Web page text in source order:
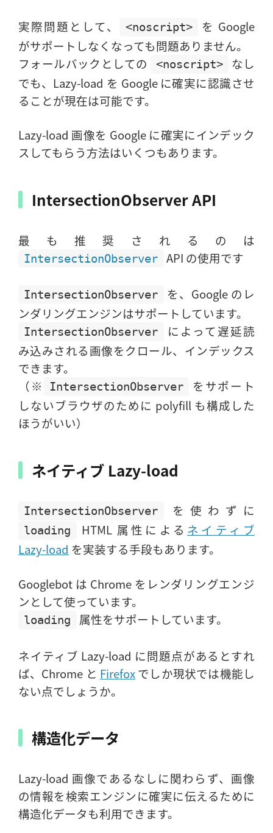
実際問題として、 <noscript>
を Google
がサポートしなくなっても問題ありません。
フォールバックとしての
<noscript>
なし
でも、Lazy-load を Google に確実に認識させ
ることが現在は可能です。
Lazy-load 画像を Google に確実にインデック
スしてもらう方法はいくつもあります。
IntersectionObserver API
最も推奨されるのは
IntersectionObserver API の使用です
IntersectionObserver
を、Google のレ
ンダリングエンジンはサポートしています。
IntersectionObserver
によって遅延読
み込みされる画像をクロール、インデックス
できます。
（※
IntersectionObserver
をサポート
しないブラウザのために polyfill も構成した
ほうがいい）
ネイティブ Lazy-load
IntersectionObserver を使わずに
loading HTML 属性による ネイティブ
Lazy-load を実装する手段もあります。
Googlebot は Chrome をレンダリングエンジ
ンとして使っています。
loading 属性をサポートしています。
ネイティブ Lazy-load に問題点があるとすれ
ば、Chrome と Firefoxでしか現状では機能し
ない点でしょうか。
構造化データ
Lazy-load 画像であるなしに関わらず、画像
の情報を検索エンジンに確実に伝えるために
構造化データも利用できます。